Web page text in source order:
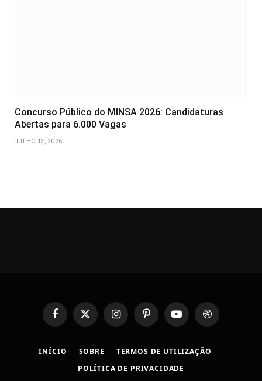
Concurso Público do MINSA 2026: Candidaturas
Abertas para 6.000 Vagas
JULHO 13, 2026
FacebookX
(Twitter)
InstagramPinterestYouTubeDribbble
INÍCIO SOBRE
TERMOS DE UTILIZAÇÃO
POLÍTICA DE PRIVACIDADE